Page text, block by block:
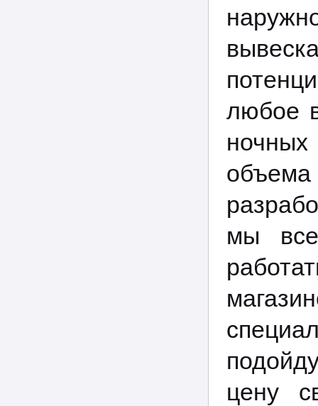
любое
мы
цену